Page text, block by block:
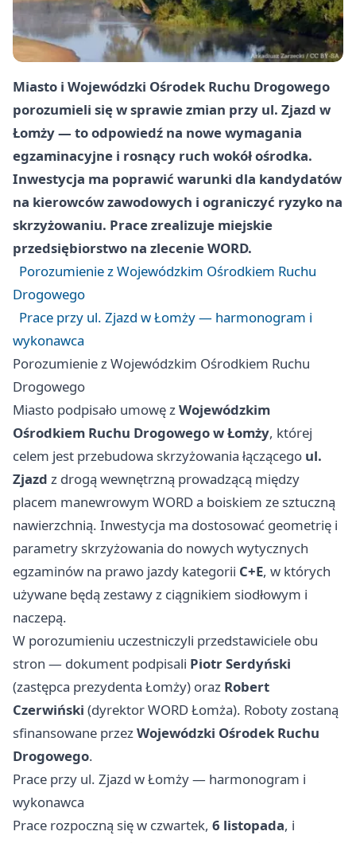
Miasto i Wojewódzki Ośrodek Ruchu Drogowego
porozumieli się w sprawie zmian przy ul. Zjazd w
Łomży — to odpowiedź na nowe wymagania
egzaminacyjne i rosnący ruch wokół ośrodka.
Inwestycja ma poprawić warunki dla kandydatów
na kierowców zawodowych i ograniczyć ryzyko na
skrzyżowaniu. Prace zrealizuje miejskie
przedsiębiorstwo na zlecenie WORD.
Porozumienie z Wojewódzkim Ośrodkiem Ruchu
Drogowego
Prace przy ul. Zjazd w Łomży — harmonogram i
wykonawca
Porozumienie z Wojewódzkim Ośrodkiem Ruchu
Drogowego
Miasto podpisało umowę zWojewódzkim
Ośrodkiem Ruchu Drogowego w Łomży, której
celem jest przebudowa skrzyżowania łączącego ul.
Zjazd z drogą wewnętrzną prowadzącą między
placem manewrowym WORD a boiskiem ze sztuczną
nawierzchnią. Inwestycja ma dostosować geometrię i
parametry skrzyżowania do nowych wytycznych
egzaminów na prawo jazdy kategorii C+E, w których
używane będą zestawy z ciągnikiem siodłowym i
naczepą.
W porozumieniu uczestniczyli przedstawiciele obu
stron — dokument podpisali Piotr Serdyński
(zastępca prezydenta Łomży) oraz Robert
Czerwiński (dyrektor WORD Łomża). Roboty zostaną
sfinansowane przezWojewódzki Ośrodek Ruchu
Drogowego.
Prace przy ul. Zjazd w Łomży — harmonogram i
wykonawca
Prace rozpoczną się w czwartek, 6 listopada, i